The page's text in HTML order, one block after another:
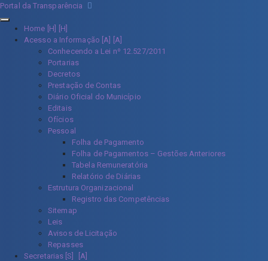
Portal da Transparência
Home [H]
Acesso a Informação [A]
Conhecendo a Lei nº 12.527/2011
Portarias
Decretos
Prestação de Contas
Diário Oficial do Município
Editais
Ofícios
Pessoal
Folha de Pagamento
Folha de Pagamentos – Gestões Anteriores
Tabela Remuneratória
Relatório de Diárias
Estrutura Organizacional
Registro das Competências
Sitemap
Leis
Avisos de Licitação
Repasses
Secretarias [S]